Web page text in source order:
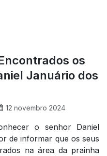
os
Januário dos
12 novembro 2024
o senhor Daniel
de informar que os seus
na área da prainha